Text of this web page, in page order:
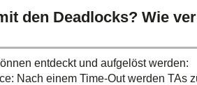
den Deadlocks? Wie
entdeckt und aufgelöst werden:
Nach einem Time-Out werden TAs